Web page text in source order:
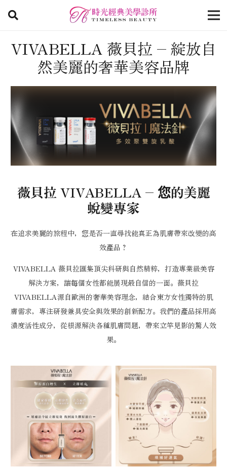
VIVABELLA 薇貝拉 – 綻放自
然美麗的奢華美容品牌
薇貝拉 VIVABELLA – 您的美麗
蛻變專家
在追求美麗的旅程中，您是否一直尋找能真正為肌膚帶來改變的高
效產品？
VIVABELLA 薇貝拉匯集頂尖科研與自然精粹，打造專業級美容
解決方案，讓每個女性都能展現最自信的一面。薇貝拉
VIVABELLA源自歐洲的奢華美容理念，結合東方女性獨特的肌
膚需求，專注研發兼具安全與效果的創新配方。我們的產品採用高
濃度活性成分，從根源解決各種肌膚問題，帶來立竿見影的驚人效
果。